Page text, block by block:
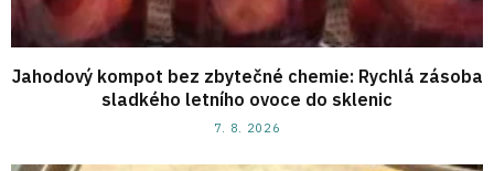
Jahodový kompot bez zbytečné chemie: Rychlá zásoba
sladkého letního ovoce do sklenic
7. 8. 2026